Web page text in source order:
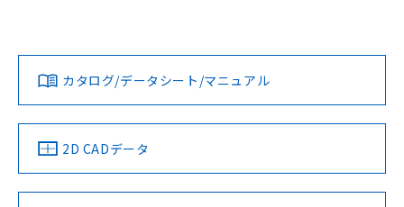
対応済み
中国 RoHS 注意事項・凡例
LR型式承認
（イギリス
船舶規格）
DNV型式承認
（ノルウェー
BV型式承認
（フランス
KR型式
（韓国
No No No No
カタログ/データシート/マニュアル
2D CADデータ